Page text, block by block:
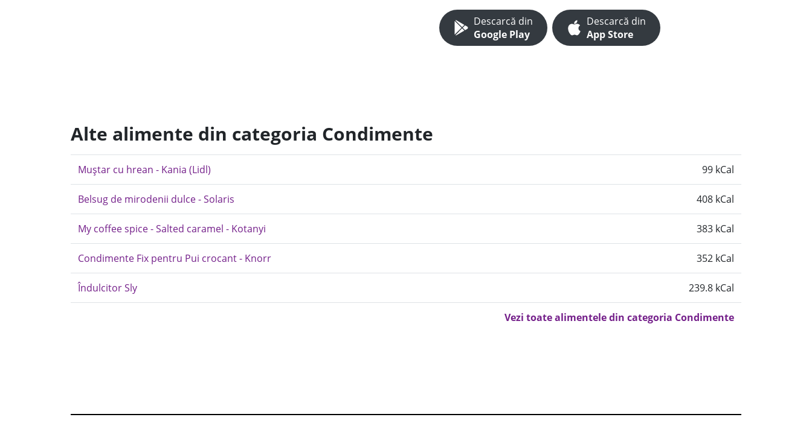
Descarcă din
Google Play
Descarcă din
App Store
Alte alimente din categoria Condimente
Muștar cu hrean - Kania (Lidl) 99 kCal
Belsug de mirodenii dulce - Solaris 408 kCal
My coffee spice - Salted caramel - Kotanyi 383 kCal
Condimente Fix pentru Pui crocant - Knorr 352 kCal
Îndulcitor Sly 239.8 kCal
Vezi toate alimentele din categoria Condimente